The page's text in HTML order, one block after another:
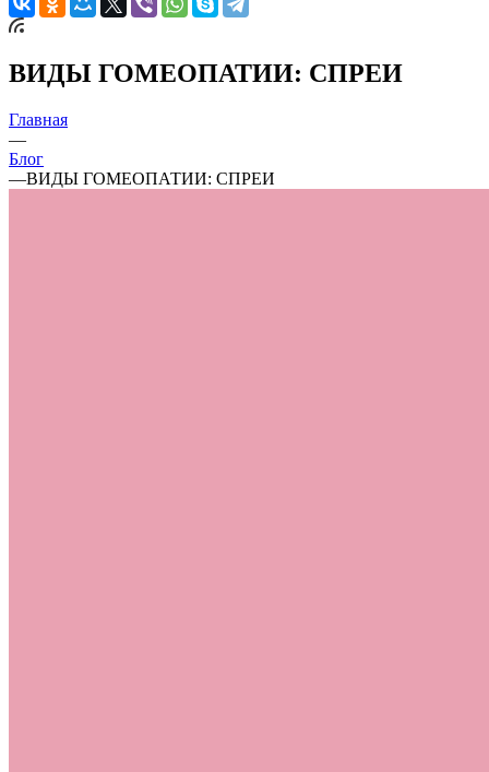
ВИДЫ ГОМЕОПАТИИ: СПРЕИ
Главная
—
Блог
—ВИДЫ ГОМЕОПАТИИ: СПРЕИ